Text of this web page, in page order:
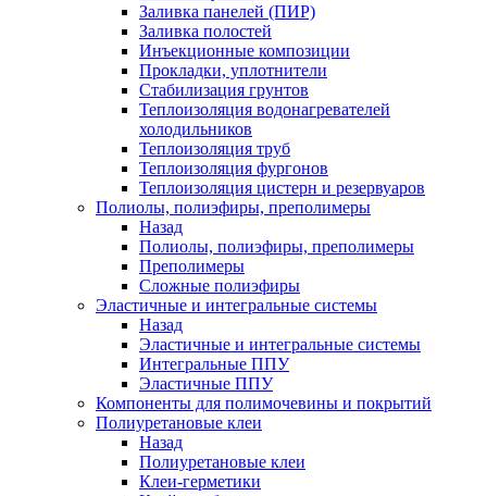
Заливка панелей (ПИР)
Заливка полостей
Инъекционные композиции
Прокладки, уплотнители
Стабилизация грунтов
Теплоизоляция водонагревателей
холодильников
Теплоизоляция труб
Теплоизоляция фургонов
Теплоизоляция цистерн и резервуаров
Полиолы, полиэфиры, преполимеры
Назад
Полиолы, полиэфиры, преполимеры
Преполимеры
Сложные полиэфиры
Эластичные и интегральные системы
Назад
Эластичные и интегральные системы
Интегральные ППУ
Эластичные ППУ
Компоненты для полимочевины и покрытий
Полиуретановые клеи
Назад
Полиуретановые клеи
Клеи-герметики